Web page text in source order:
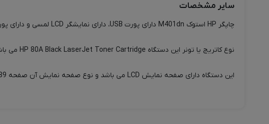
سایر مشخصات
چاپگر HP استوک M401dn دارای پورت USB، دارای نمایشگر LCD لمسی و دارای پورت Ethernet می باشد ولی قابلیت اتصال به شبکه بی سیم wi-fi را ندارد.
نوع کاتریج یا تونر این دستگاه HP 80A Black LaserJet Toner Cartridge می باشد و کارکرد کاتریج مشکی آن 2700 برگ است.
این دستگاه دارای صفحه نمایش LCD می باشد و نوع صفحه نمایش آن صفحه 8.89 cm رنگی و لمسی می باشد.